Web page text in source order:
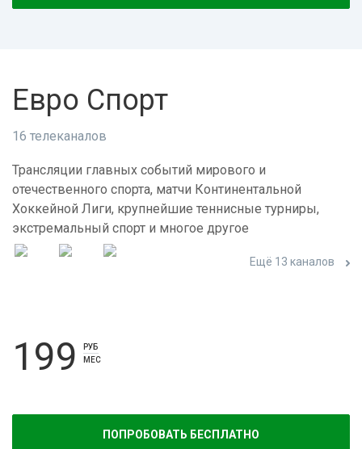
Евро Спорт
16 телеканалов
Трансляции главных событий мирового и
отечественного спорта, матчи Континентальной
Хоккейной Лиги, крупнейшие теннисные турниры,
экстремальный спорт и многое другое
Ещё 13 каналов
199
РУБ
МЕС
ПОПРОБОВАТЬ БЕСПЛАТНО